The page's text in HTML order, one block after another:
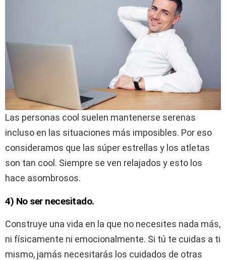
Las personas cool suelen mantenerse serenas
incluso en las situaciones más imposibles. Por eso
consideramos que las súper estrellas y los atletas
son tan cool. Siempre se ven relajados y esto los
hace asombrosos.
4) No ser necesitado.
Construye una vida en la que no necesites nada más,
ni físicamente ni emocionalmente. Si tú te cuidas a ti
mismo, jamás necesitarás los cuidados de otras